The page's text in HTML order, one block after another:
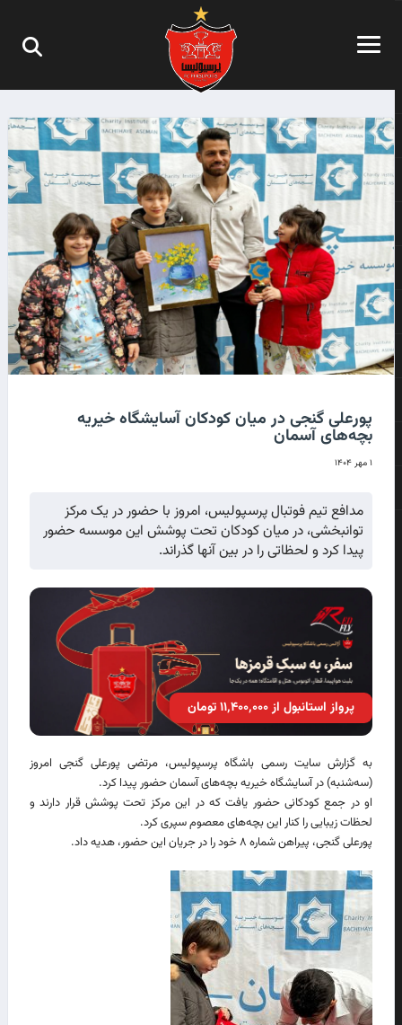
پورعلی گنجی در میان کودکان آسایشگاه خیریه
بچه‌های آسمان
۱ مهر ۱۴۰۴
مدافع تیم فوتبال پرسپولیس، امروز با حضور در یک مرکز
توانبخشی، در میان کودکان تحت پوشش این موسسه حضور
پیدا کرد و لحظاتی را در بین آنها گذراند.
پرواز استانبول از ۱۱٬۴۰۰٬۰۰۰ تومان
به گزارش سایت رسمی باشگاه پرسپولیس، مرتضی پورعلی گنجی امروز
(سه‌شنبه) در آسایشگاه خیریه بچه‌های آسمان حضور پیدا کرد.
او در جمع کودکانی حضور یافت که در این مرکز تحت پوشش قرار دارند و
لحظات زیبایی را کنار این بچه‌های معصوم سپری کرد.
پورعلی گنجی، پیراهن شماره ۸ خود را در جریان این حضور، هدیه داد.